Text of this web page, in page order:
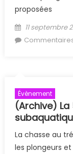
proposées
Posted on
11 septembre
Évènement
(Archive)
La chasse au
les plongeurs